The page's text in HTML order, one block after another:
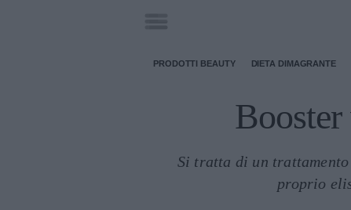
PRODOTTI BEAUTY DIETA DIMAGRANTE
Si tratta di un
proprio